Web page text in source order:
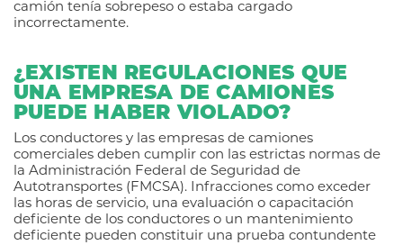
camión tenía sobrepeso o estaba cargado
incorrectamente.
¿EXISTEN REGULACIONES QUE
UNA EMPRESA DE CAMIONES
PUEDE HABER VIOLADO?
Los conductores y las empresas de camiones
comerciales deben cumplir con las estrictas normas de
la Administración Federal de Seguridad de
Autotransportes (FMCSA). Infracciones como exceder
las horas de servicio, una evaluación o capacitación
deficiente de los conductores o un mantenimiento
deficiente pueden constituir una prueba contundente